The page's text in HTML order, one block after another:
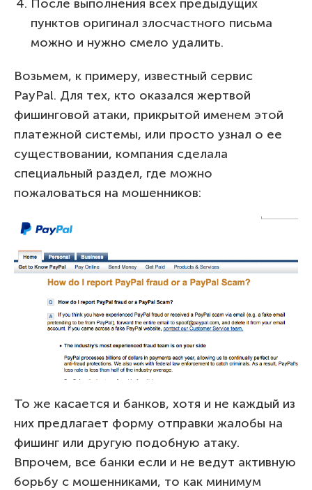
После выполнения всех предыдущих
пунктов оригинал злосчастного письма
можно и нужно смело удалить.
Возьмем, к примеру, известный сервис
PayPal. Для тех, кто оказался жертвой
фишинговой атаки, прикрытой именем этой
платежной системы, или просто узнал о ее
существовании, компания сделала
специальный раздел, где можно
пожаловаться на мошенников:
То же касается и банков, хотя и не каждый из
них предлагает форму отправки жалобы на
фишинг или другую подобную атаку.
Впрочем, все банки если и не ведут активную
борьбу с мошенниками, то как минимум